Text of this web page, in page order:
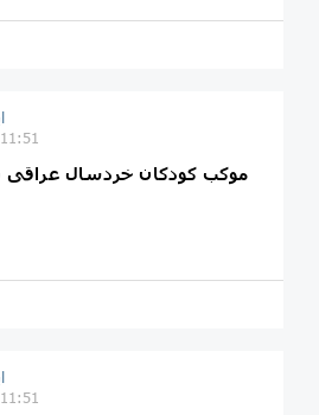
موکب کودکان خردسال عراقی